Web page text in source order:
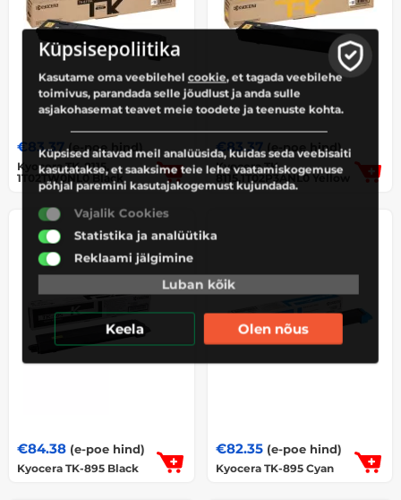
€83.37 (e-poe hind)
Kyocera TK-8115,
1T02TW0NL0 Black
€83.37 (e-poe hind)
Kyocera TK-
8115,1T02P3ANL0 Yellow
€84.38 (e-poe hind)
Kyocera TK-895 Black
€82.35 (e-poe hind)
Kyocera TK-895 Cyan
Küpsisepoliitika
Kasutame oma veebilehel cookie, et tagada veebilehe
toimivus, parandada selle jõudlust ja anda sulle
asjakohasemat teavet meie toodete ja teenuste kohta.
Küpsised aitavad meil analüüsida, kuidas seda veebisaiti
kasutatakse, et saaksime teie lehe vaatamiskogemuse
põhjal paremini kasutajakogemust kujundada.
Vajalik Cookies
Statistika ja analüütika
Reklaami jälgimine
Luban kõik
Keela Olen nõus